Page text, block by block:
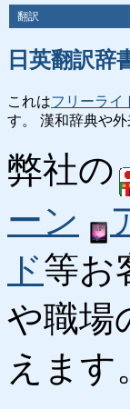
翻訳
日英翻訳辞
これはフリーライ
す。 漢和辞典や
弊社の
ーン
ド等お
や職場
えます